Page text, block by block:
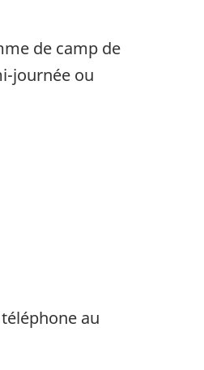
de camp de
journée ou
au